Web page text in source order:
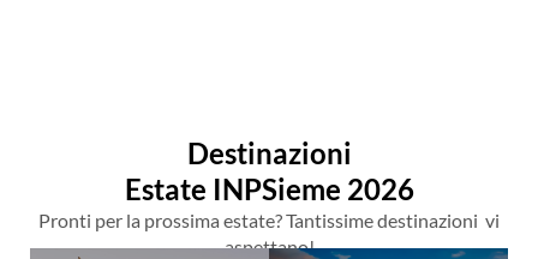
Destinazioni
Estate INPSieme 2026
Pronti per la prossima estate? Tantissime destinazioni vi
aspettano!